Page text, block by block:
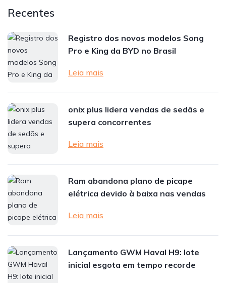
Recentes
Registro dos novos modelos Song
Pro e King da BYD no Brasil
Leia mais
onix plus lidera vendas de sedãs e
supera concorrentes
Leia mais
Ram abandona plano de picape
elétrica devido à baixa nas vendas
Leia mais
Lançamento GWM Haval H9: lote
inicial esgota em tempo recorde